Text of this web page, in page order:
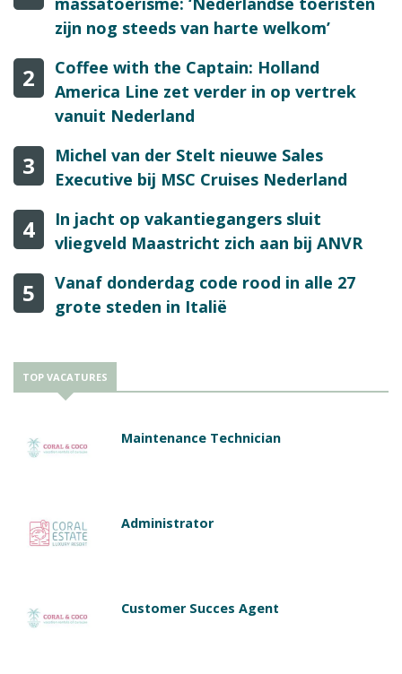
zijn nog steeds van harte welkom’
2
Coffee with the Captain: Holland
America Line zet verder in op vertrek
vanuit Nederland
3
Michel van der Stelt nieuwe Sales
Executive bij MSC Cruises Nederland
4
In jacht op vakantiegangers sluit
vliegveld Maastricht zich aan bij ANVR
5
Vanaf donderdag code rood in alle 27
grote steden in Italië
TOP VACATURES
Maintenance Technician
Administrator
Customer Succes Agent